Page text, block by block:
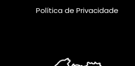
Política de Privacidade